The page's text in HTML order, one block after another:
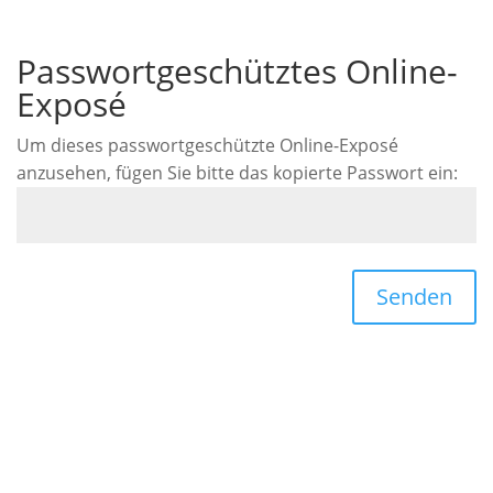
Passwortgeschütztes Online-
Exposé
Um dieses passwortgeschützte Online-Exposé
anzusehen, fügen Sie bitte das kopierte Passwort ein:
Senden